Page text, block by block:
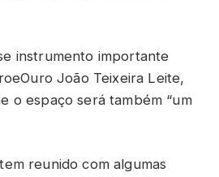
instrumento importante
João Teixeira Leite,
o espaço será também “um
reunido com algumas